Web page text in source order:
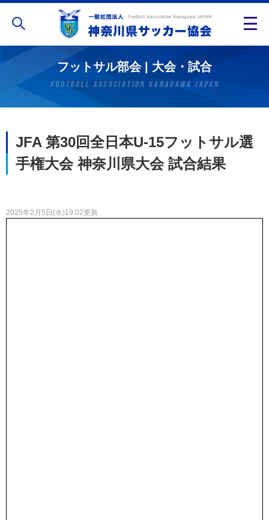
フットサル部会 | 大会・試合
JFA 第30回全日本U-15フットサル選
手権大会 神奈川県大会 試合結果
2025年2月5日(水)19:02更新